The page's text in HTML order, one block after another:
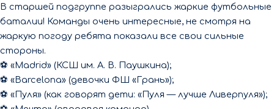
В старшей подгруппе разыгрались жаркие футбольные
баталии! Команды очень интересные, не смотря на
жаркую погоду ребята показали все свои сильные
стороны.
⚽️ «Madrid» (КСШ им. А. В. Паушкина);
⚽️ «Barcelona» (девочки ФШ «Грань»);
⚽️ «Пуля» (как говорят дети: «Пуля — лучше Ливерпуля»);